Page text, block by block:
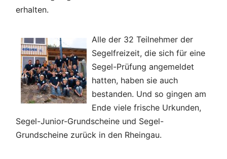
erhalten.
Alle der 32 Teilnehmer der
Segelfreizeit, die sich für eine
Segel-Prüfung angemeldet
hatten, haben sie auch
bestanden. Und so gingen am
Ende viele frische Urkunden,
Segel-Junior-Grundscheine und Segel-
Grundscheine zurück in den Rheingau.